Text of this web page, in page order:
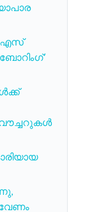
ഐസ്
വൗച്ചറുകൾ